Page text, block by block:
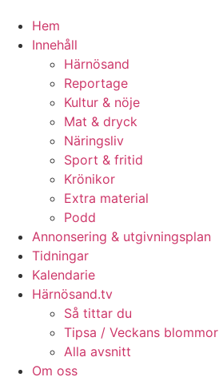
Hem
Innehåll
Härnösand
Reportage
Kultur & nöje
Mat & dryck
Näringsliv
Sport & fritid
Krönikor
Extra material
Podd
Annonsering & utgivningsplan
Tidningar
Kalendarie
Härnösand.tv
Så tittar du
Tipsa / Veckans blommor
Alla avsnitt
Om oss